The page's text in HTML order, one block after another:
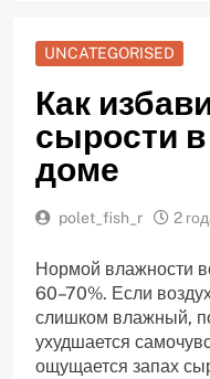
UNCATEGORISED
Как
сырости
доме
polet_fish_r 2
Нормой влажности
60–70%. Если
слишком влажный,
ухудшается
ощущается запах